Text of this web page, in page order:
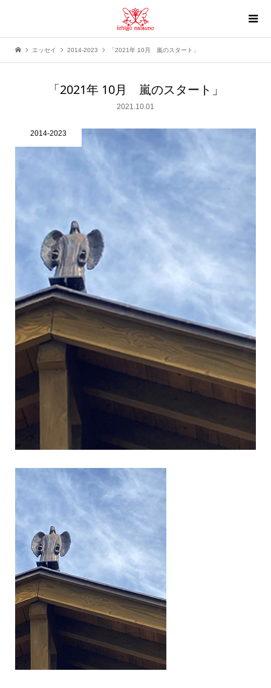
エッセイ 2014-2023 「2021年 10月 嵐のスタート」
「2021年 10月 嵐のスタート」
2021.10.01
2014-2023